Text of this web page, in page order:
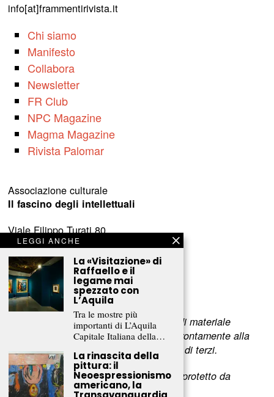
info[at]frammentirivista.it
Chi siamo
Manifesto
Collabora
Newsletter
FR Club
NPC Magazine
Magma Magazine
Rivista Palomar
Associazione culturale
Il fascino degli intellettuali
Viale Filippo Turati 80
c/o Castelnovo
23900 Lecco (LC)
www.fascinointellettuali.it
info[at]fascinointellettuali.it
Per segnalare eventuali errori nell’uso di materiale
scriveteci e provvederemo prontamente alla
rimozione del materiale lesivo dei diritti di terzi.
L’intero contenuto di questo sito web è protetto da
copyright.
LEGGI ANCHE
La «Visitazione» di
Raffaello e il
legame mai
spezzato con
L’Aquila
Tra le mostre più
importanti di L’Aquila
Capitale Italiana della…
La rinascita della
pittura: il
Neoespressionismo
americano, la